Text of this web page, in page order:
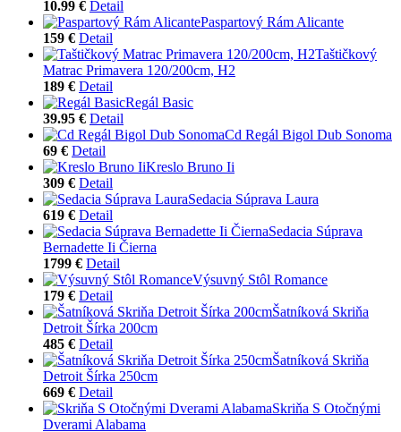
10.99 € Detail
Paspartový Rám Alicante
159 € Detail
Taštičkový
Matrac Primavera 120/200cm, H2
189 € Detail
Regál Basic
39.95 € Detail
Cd Regál Bigol Dub Sonoma
69 € Detail
Kreslo Bruno Ii
309 € Detail
Sedacia Súprava Laura
619 € Detail
Sedacia Súprava
Bernadette Ii Čierna
1799 € Detail
Výsuvný Stôl Romance
179 € Detail
Šatníková Skriňa
Detroit Šírka 200cm
485 € Detail
Šatníková Skriňa
Detroit Šírka 250cm
669 € Detail
Skriňa S Otočnými
Dverami Alabama